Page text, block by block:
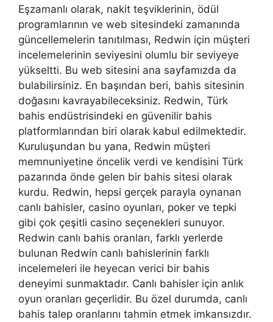
Eşzamanlı olarak, nakit teşviklerinin, ödül
programlarının ve web sitesindeki zamanında
güncellemelerin tanıtılması, Redwin için müşteri
incelemelerinin seviyesini olumlu bir seviyeye
yükseltti. Bu web sitesini ana sayfamızda da
bulabilirsiniz. En başından beri, bahis sitesinin
doğasını kavrayabileceksiniz. Redwin, Türk
bahis endüstrisindeki en güvenilir bahis
platformlarından biri olarak kabul edilmektedir.
Kuruluşundan bu yana, Redwin müşteri
memnuniyetine öncelik verdi ve kendisini Türk
pazarında önde gelen bir bahis sitesi olarak
kurdu. Redwin, hepsi gerçek parayla oynanan
canlı bahisler, casino oyunları, poker ve tepki
gibi çok çeşitli casino seçenekleri sunuyor.
Redwin canlı bahis oranları, farklı yerlerde
bulunan Redwin canlı bahislerinin farklı
incelemeleri ile heyecan verici bir bahis
deneyimi sunmaktadır. Canlı bahisler için anlık
oyun oranları geçerlidir. Bu özel durumda, canlı
bahis talep oranlarını tahmin etmek imkansızdır.